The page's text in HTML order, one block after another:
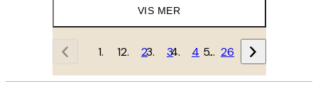
VIS MER
1 2 3 4 … 26